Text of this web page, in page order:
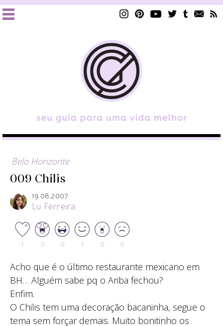
Belo Horizonte
009 Chilis
19.08.2007
Lu Ferreira
1 0 0 1 0 0
Acho que é o último restaurante mexicano em
BH… Alguém sabe pq o Ariba fechou?
Enfim.
O Chilis tem uma decoração bacaninha, segue o
tema sem forçar demais. Muito bonitinho os